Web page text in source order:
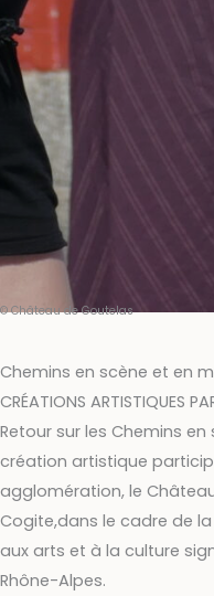
© Château de Goutelas
Chemins en scène et en
CRÉATIONS ARTISTIQUES
Retour sur les Chemins
création artistique
agglomération, le
Cogite,dans le cadre de
aux arts et à la culture
Rhône-Alpes.